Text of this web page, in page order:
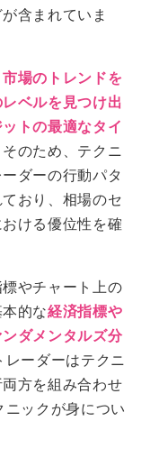
含まれていま
場のトレンドを
ベルを見つけ出
トの最適なタイ
そのため、テクニ
ダーの行動パタ
おり、相場のセ
ける優位性を確
やチャート上の
的な経済指標や
ダメンタルズ分
レーダーはテクニ
方を組み合わせ
ックが身につい